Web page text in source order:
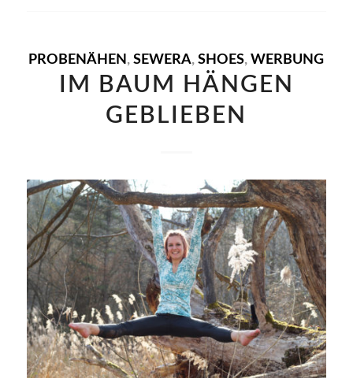
PROBENÄHEN ,SEWERA,SHOES,WERBUNG
IM BAUM HÄNGEN
GEBLIEBEN